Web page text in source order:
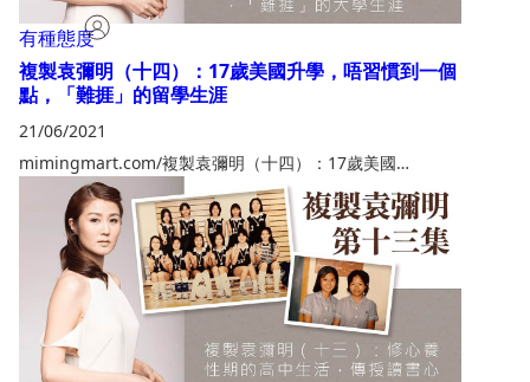
有種態度
複製袁彌明（十四）：17歲美國升學，唔習慣到一個
點，「難捱」的留學生涯
21/06/2021
mimingmart.com/複製袁彌明（十四）：17歲美國…